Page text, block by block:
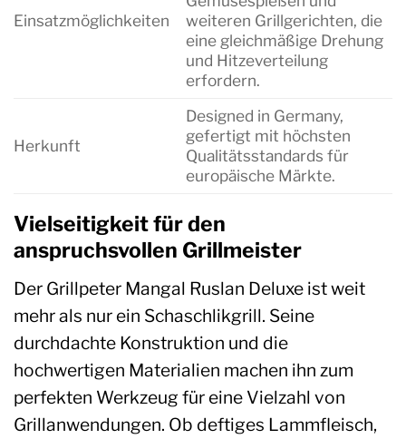
Einsatzmöglichkeiten
weiteren Grillgerichten, die
eine gleichmäßige Drehung
und Hitzeverteilung
erfordern.
Herkunft
Designed in Germany,
gefertigt mit höchsten
Qualitätsstandards für
europäische Märkte.
Vielseitigkeit für den
anspruchsvollen Grillmeister
Der Grillpeter Mangal Ruslan Deluxe ist weit
mehr als nur ein Schaschlikgrill. Seine
durchdachte Konstruktion und die
hochwertigen Materialien machen ihn zum
perfekten Werkzeug für eine Vielzahl von
Grillanwendungen. Ob deftiges Lammfleisch,